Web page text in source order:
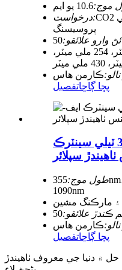
موج:10.6 يو ايم
درخواست:CO2 ليزر مارڪنگ/اضافي پيداوار جي
پروسيسنگ
وارو علائقو:
163 ملي ميٽر، 254 ملي ميٽر،
ڪارمن هاس
پڇا ڳاڇاتفصيل
فائبر يو وي گرين ليزر 355 ٽيلي سينٽرڪ
سپلائر
طول موج:355nm، 532nm، 1064nm/1030-
1090nm
۽ مارڪنگ مشين
ڪندڙ علائقو:
ڪارمن هاس
پڇا ڳاڇاتفصيل
۾ دنيا جي معروف ٺاهيندڙ